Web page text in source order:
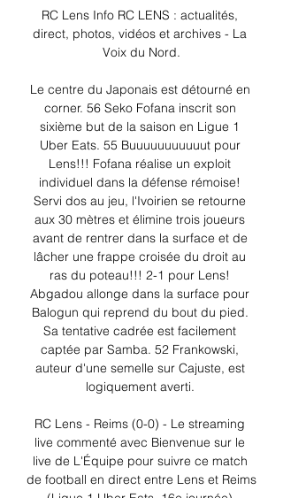
RC Lens Info RC LENS : actualités,
direct, photos, vidéos et archives - La
Voix du Nord.
Le centre du Japonais est détourné en
corner. 56 Seko Fofana inscrit son
sixième but de la saison en Ligue 1
Uber Eats. 55 Buuuuuuuuuuut pour
Lens!!! Fofana réalise un exploit
individuel dans la défense rémoise!
Servi dos au jeu, l'Ivoirien se retourne
aux 30 mètres et élimine trois joueurs
avant de rentrer dans la surface et de
lâcher une frappe croisée du droit au
ras du poteau!!! 2-1 pour Lens!
Abgadou allonge dans la surface pour
Balogun qui reprend du bout du pied.
Sa tentative cadrée est facilement
captée par Samba. 52 Frankowski,
auteur d'une semelle sur Cajuste, est
logiquement averti.
RC Lens - Reims (0-0) - Le streaming
live commenté avec Bienvenue sur le
live de L'Équipe pour suivre ce match
de football en direct entre Lens et Reims